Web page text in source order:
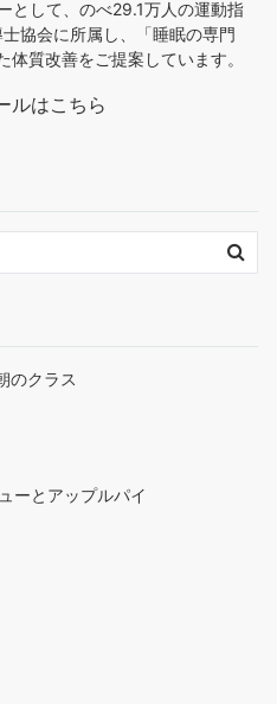
として、のべ29.1万人の運動指
協会に所属し、「睡眠の専門
質改善をご提案しています。
ルはこちら
のクラス
ーとアップルパイ